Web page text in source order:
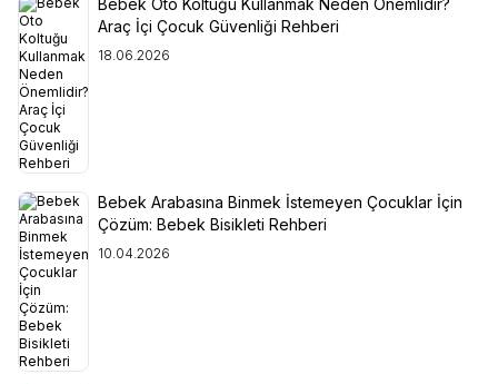
Bebek Oto Koltuğu Kullanmak Neden Önemlidir?
Araç İçi Çocuk Güvenliği Rehberi
18.06.2026
Bebek Arabasına Binmek İstemeyen Çocuklar İçin
Çözüm: Bebek Bisikleti Rehberi
10.04.2026